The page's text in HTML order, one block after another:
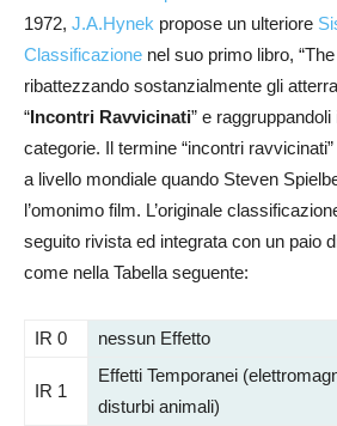
1972, J.A.Hynek propose un ulteriore
Classificazione nel suo primo libro,
ribattezzando sostanzialmente gli
“Incontri Ravvicinati” e
categorie. Il termine “incontri
a livello mondiale quando Steven
l’omonimo film. L’originale
seguito rivista ed integrata con un paio
come nella Tabella seguente:
IR 0 nessun Effetto
IR 1
Effetti Temporanei
disturbi animali)